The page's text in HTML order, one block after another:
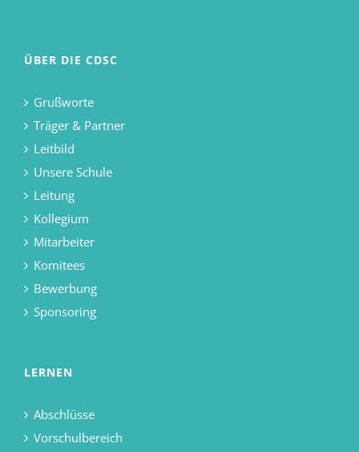
ÜBER DIE CDSC
Grußworte
Träger & Partner
Leitbild
Unsere Schule
Leitung
Kollegium
Mitarbeiter
Komitees
Bewerbung
Sponsoring
LERNEN
Abschlüsse
Vorschulbereich